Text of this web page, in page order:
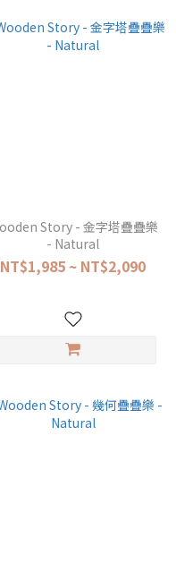
Story - 金字塔疊疊樂
- Natural
NT$1,985 ~ NT$2,090